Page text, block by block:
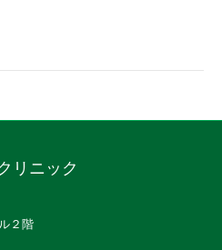
リニック
２階